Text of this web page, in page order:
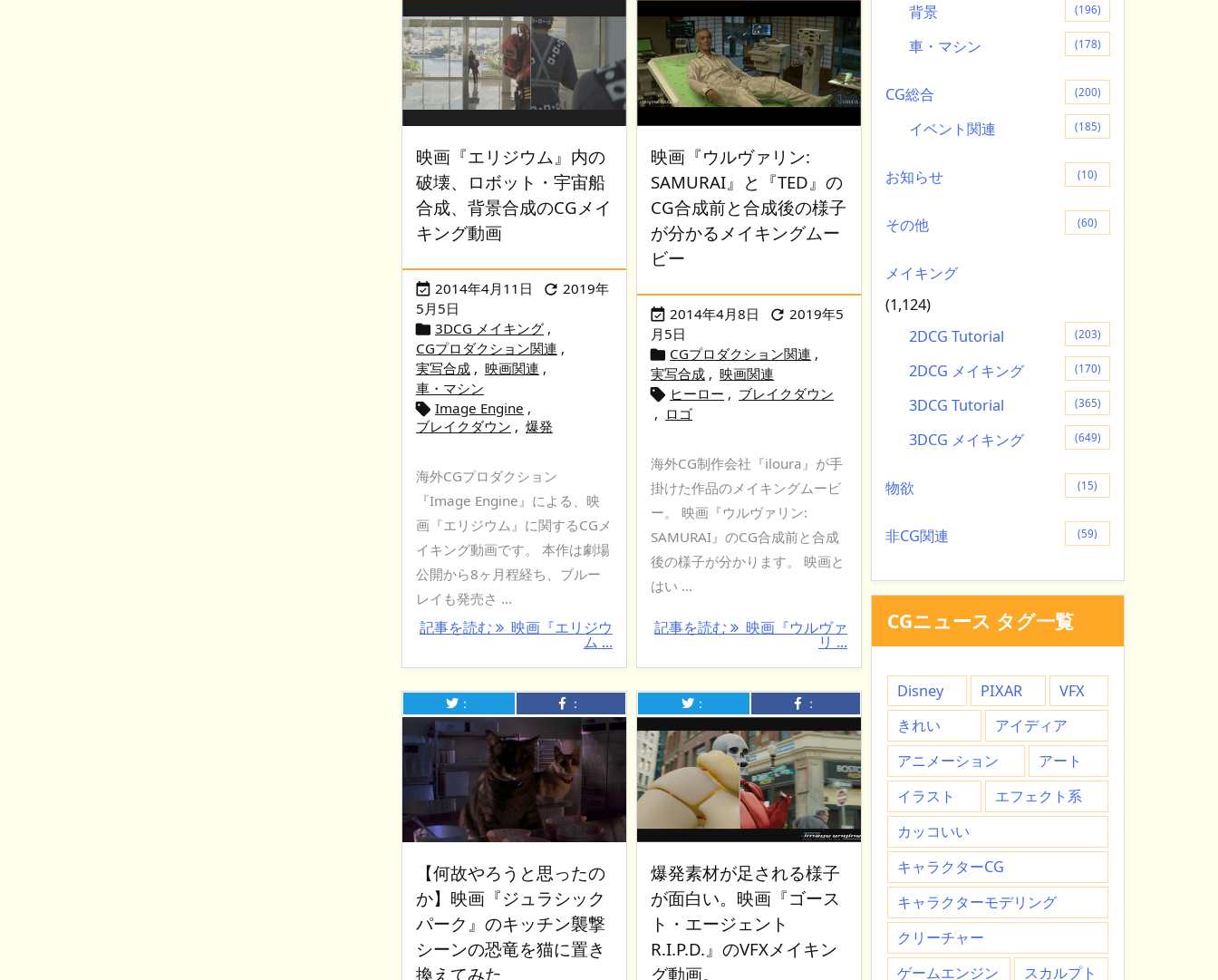
映画『エリジウム』内の
破壊、ロボット・宇宙船
合成、背景合成のCGメイ
キング動画
 2014年4月11日  2019年
5月5日
 3DCG メイキング ,
CGプロダクション関連 ,
実写合成 , 映画関連 ,
車・マシン
 Image Engine ,
ブレイクダウン , 爆発
海外CGプロダクション
『Image Engine』による、映
画『エリジウム』に関するCGメ
イキング動画です。 本作は劇場
公開から8ヶ月程経ち、ブルー
レイも発売さ ...
記事を読む 映画『エリジウ
ム ...
映画『ウルヴァリン:
SAMURAI』と『TED』の
CG合成前と合成後の様子
が分かるメイキングムー
ビー
 2014年4月8日  2019年5
月5日
 CGプロダクション関連 ,
実写合成 , 映画関連
 ヒーロー , ブレイクダウン
, ロゴ
海外CG制作会社『iloura』が手
掛けた作品のメイキングムービ
ー。 映画『ウルヴァリン:
SAMURAI』のCG合成前と合成
後の様子が分かります。 映画と
はい ...
記事を読む 映画『ウルヴァ
リ ...
： ：
【何故やろうと思ったの
か】映画『ジュラシック
パーク』のキッチン襲撃
シーンの恐竜を猫に置き
換えてみた
： ：
爆発素材が足される様子
が面白い。映画『ゴース
ト・エージェント
R.I.P.D.』のVFXメイキン
グ動画。
背景 (196)
車・マシン (178)
CG総合 (200)
イベント関連 (185)
お知らせ (10)
その他 (60)
メイキング
(1,124)
2DCG Tutorial
(203)
2DCG メイキング (170)
3DCG Tutorial (365)
3DCG メイキング (649)
物欲 (15)
非CG関連 (59)
CGニュース タグ一覧
Disney PIXAR
VFX
きれい
アイディア
アニメーション
アート
イラスト
エフェクト系
カッコいい
キャラクターCG
キャラクターモデリング
クリーチャー
ゲームエンジン
スカルプト